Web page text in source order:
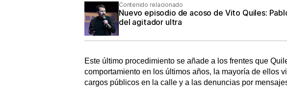
Contenido relacionado
Nuevo episodio de acoso de Vito Quiles:
del agitador ultra
Este último procedimiento se añade a los frentes que
comportamiento en los últimos años, la mayoría de ellos
cargos públicos en la calle y a las denuncias por